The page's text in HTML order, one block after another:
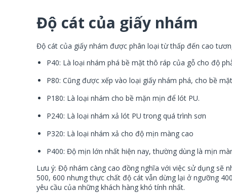
Độ cát của giấy nhám
Độ cát của giấy nhám được phân loại từ thấp đến cao
P40: Là loại nhám phá bề mặt thô ráp của gỗ cho độ
P80: Cũng được xếp vào loại giấy nhám phá, cho bề
P180: Là loại nhám cho bề mặn mịn để lót PU.
P240: Là loại nhám xả lót PU trong quá trình sơn
P320: Là loại nhám xả cho độ mịn màng cao
P400: Độ mịn lớn nhất hiện nay, thường dùng là mịn
Lưu ý: Độ nhám càng cao đồng nghĩa với việc sử dụng sẽ
500, 600 nhưng thực chất độ cát vẫn dừng lại ở ngưỡng
yêu cầu của những khách hàng khó tính nhất.